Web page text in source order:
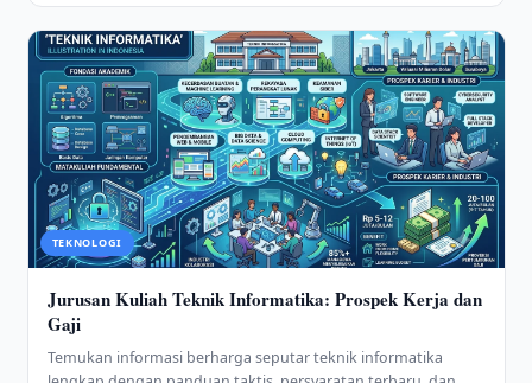
TEKNOLOGI
Jurusan Kuliah Teknik Informatika: Prospek Kerja dan
Gaji
Temukan informasi berharga seputar teknik informatika